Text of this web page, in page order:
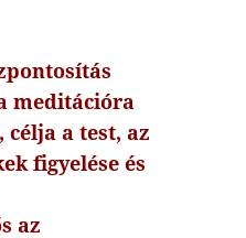
meditációra
célja a test, az
figyelése és
az